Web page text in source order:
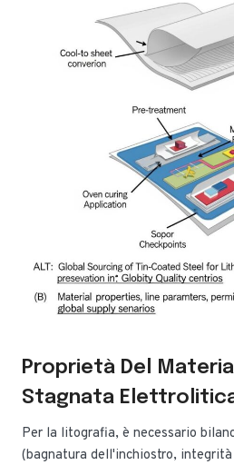
Proprietà Del
Stagnata
Per la litografia, è necessario
(bagnatura dell'inchiostro,